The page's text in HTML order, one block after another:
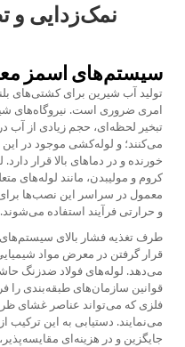
نمک‌زدایی و
سیستم‌های اسمز
تولید آب شیرین برای کشتی‌های
امری ضروری است. نیروگاه‌های
تبخیر لحظه‌ای، حجم زیادی از آب
می‌کنند؛ و لوله‌کشی موجود در
خورنده و در دماهای بالا قرار
معمول در سراسر این نصب‌ها
و حرارتی فرآیند استفاده می‌شوند.
طرف تغذیه فشار بالای
قرار گرفتن در معرض مواد
می‌دهد. لوله‌های فولاد ضدزنگ
قوانین سازمان‌های طبقه‌بندی را
فلزی که می‌تواند عناصر غشای
می‌نمایند. دستیابی به این ترکیب
جایگزین و در هزینه‌ای